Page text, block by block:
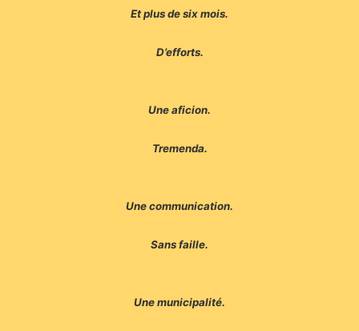
Et plus de six mois.
D’efforts.
Une aficion.
Tremenda.
Une communication.
Sans faille.
Une municipalité.